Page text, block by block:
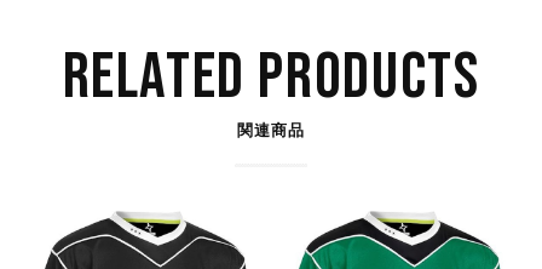
RELATED PRODUCTS
関連商品